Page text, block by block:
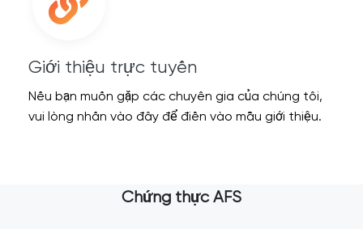
Giới thiệu trực tuyến
Nếu bạn muốn gặp các chuyên gia của chúng tôi,
vui lòng nhấn vào đây để điền vào mẫu giới thiệu.
Chứng thực AFS